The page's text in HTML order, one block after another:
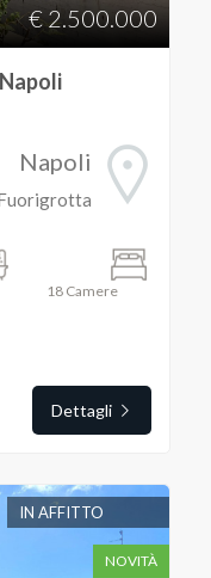
€ 2.500.000
Napoli
18 Camere
Dettagli
IN AFFITTO
NOVITÀ